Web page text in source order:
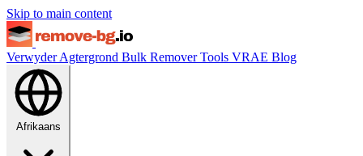
Skip to main content
Verwyder Agtergrond Bulk RemoverTools VRAE Blog
Afrikaans